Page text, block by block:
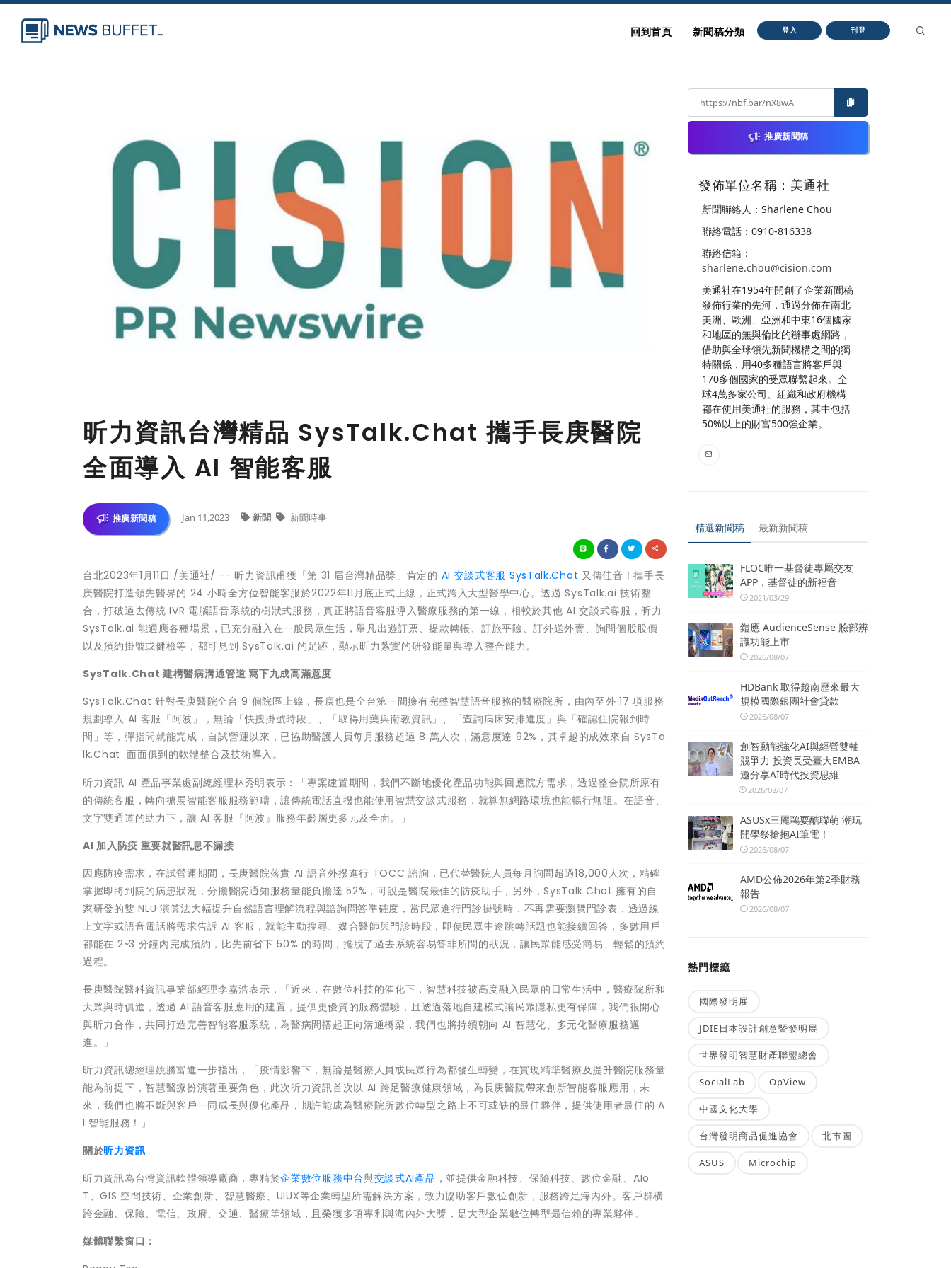
回到首頁 新聞稿分類 登入 刊登
昕力資訊台灣精品 SysTalk.Chat 攜手長庚醫院
全面導入 AI 智能客服
推廣新聞稿 Jan 11,2023 新聞 新聞時事
台北2023年1月11日 /美通社/ -- 昕力資訊甫獲「第 31 屆台灣精品獎」肯定的 AI 交談式客服 SysTalk.Chat 又傳佳音！攜手長
庚醫院打造領先醫界的 24 小時全方位智能客服於2022年11月底正式上線 ，正式跨入大型醫學中心。透過 SysTalk.ai 技術整
合，打破過去傳統 IVR 電腦語音系統的樹狀式服務，真正將語音客服導入醫療服務的第一線，相較於其他 AI 交談式客服，昕力
SysTalk.ai 能適應各種場景，已充分融入在一般民眾生活，舉凡出遊訂票、提款轉帳、訂旅平險、訂外送外賣、詢問個股股價
以及預約掛號或健檢等，都可見到 SysTalk.ai 的足跡，顯示昕力紮實的研發能量與導入整合能力。
SysTalk.Chat 建構醫病溝通管道 寫下九成高滿意度
SysTalk.Chat 針對長庚醫院全台 9 個院區上線，長庚也是全台第一間擁有完整智慧語音服務的醫療院所，由內至外 17 項服務
規劃導入 AI 客服「阿波」，無論「快搜掛號時段」、「取得用藥與衛教資訊」、「查詢病床安排進度」與「確認住院報到時
間」等，彈指間就能完成， 自試營運以來 ，已協助醫護人員每月服務超過 8 萬人次，滿意度達 92%，其卓越的成效來自 SysTa
lk.Chat 面面俱到的軟體整合及技術導入。
昕力資訊 AI 產品事業處副總經理林秀明表示：「專案建置期間，我們不斷地優化產品功能與回應院方需求，透過整合院所原有
的傳統客服，轉向擴展智能客服服務範疇，讓傳統電話直撥也能使用智慧交談式服務，就算無網路環境也能暢行無阻。在語音、
文字雙通道的助力下，讓 AI 客服『阿波』服務年齡層更多元及全面。」
AI 加入防疫 重要就醫訊息不漏接
因應防疫需求，在試營運期間，長庚醫院落實 AI 語音外撥進行 TOCC 諮詢，已代替醫院人員每月詢問超過18,000人次，精確
掌握即將到院的病患狀況，分擔醫院通知服務量能負擔達 52%，可說是醫院最佳的防疫助手，另外，SysTalk.Chat 擁有的自
家研發的雙 NLU 演算法大幅提升自然語言理解流程與諮詢問答準確度，當民眾進行門診掛號時，不再需要瀏覽門診表，透過線
上文字或語音電話將需求告訴 AI 客服，就能主動搜尋、媒合醫師與門診時段，即使民眾中途跳轉話題也能接續回答，多數用戶
都能在 2~3 分鐘內完成預約，比先前省下 50% 的時間，擺脫了過去系統容易答非所問的狀況，讓民眾能感受簡易、輕鬆的預約
過程。
長庚醫院醫科資訊事業部經理李嘉浩表示，「近來，在數位科技的催化下，智慧科技被高度融入民眾的日常生活中，醫療院所和
大眾與時俱進，透過 AI 語音客服應用的建置，提供更優質的服務體驗，且透過落地自建模式讓民眾隱私更有保障，我們很開心
與昕力合作，共同打造完善智能客服系統，為醫病間搭起正向溝通橋梁，我們也將持續朝向 AI 智慧化、多元化醫療服務邁
進。」
昕力資訊總經理姚勝富進一步指出，「疫情影響下，無論是醫療人員或民眾行為都發生轉變，在實現精準醫療及提升醫院服務量
能為前提下，智慧醫療扮演著重要角色，此次昕力資訊首次以 AI 跨足醫療健康領域，為長庚醫院帶來創新智能客服應用，未
來，我們也將不斷與客戶一同成長與優化產品，期許能成為醫療院所數位轉型之路上不可或缺的最佳夥伴，提供使用者最佳的 A
I 智能服務！」
關於昕力資訊
昕力資訊為台灣資訊軟體領導廠商，專精於企業數位服務中台與交談式AI產品 ，並提供金融科技、保險科技、數位金融、AIo
T、GIS 空間技術、企業創新、智慧醫療、UIUX等企業轉型所需解決方案，致力協助客戶數位創新，服務跨足海內外。客戶群橫
跨金融、保險、電信、政府、交通、醫療等領域，且榮獲多項專利與海內外大獎，是大型企業數位轉型最信賴的專業夥伴。
媒體聯繫窗口：
推廣新聞稿
發佈單位名稱：美通社
新聞聯絡人：Sharlene Chou
聯絡電話：0910-816338
聯絡信箱：
sharlene.chou@cision.com
美通社在1954年開創了企業新聞稿
發佈行業的先河，通過分佈在南北
美洲、歐洲、亞洲和中東16個國家
和地區的無與倫比的辦事處網路，
借助與全球領先新聞機構之間的獨
特關係，用40多種語言將客戶與
170多個國家的受眾聯繫起來。全
球4萬多家公司、組織和政府機構
都在使用美通社的服務，其中包括
50%以上的財富500強企業。
精選新聞稿 最新新聞稿
FLOC唯一基督徒專屬交友
APP，基督徒的新福音
2021/03/29
鎧應 AudienceSense 臉部辨
識功能上市
2026/08/07
HDBank 取得越南歷來最大
規模國際銀團社會貸款
2026/08/07
創智動能強化AI與經營雙軸
競爭力 投資長受臺大EMBA
邀分享AI時代投資思維
2026/08/07
ASUSx三麗鷗耍酷聯萌 潮玩
開學祭搶抱AI筆電！
2026/08/07
AMD公佈2026年第2季財務
報告
2026/08/07
熱門標籤
國際發明展
JDIE日本設計創意暨發明展
世界發明智慧財產聯盟總會
SocialLab OpView
中國文化大學
台灣發明商品促進協會 北市圖
ASUS Microchip